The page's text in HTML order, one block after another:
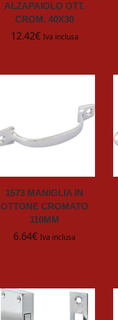
ALZAPAIOLO OTT.
CROM. 40X30
12.42€ Iva inclusa
1573 MANIGLIA IN
OTTONE CROMATO
110MM
6.64€ Iva inclusa